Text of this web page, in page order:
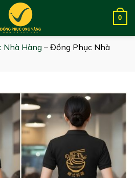
0
Nhà Hàng – Đồng Phục Nhà